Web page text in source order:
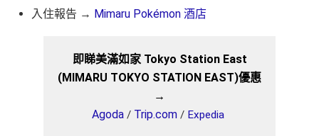
入住報告 → Mimaru Pokémon 酒店
即睇美滿如家 Tokyo Station East
(MIMARU TOKYO STATION EAST)優惠
→
Agoda / Trip.com / Expedia